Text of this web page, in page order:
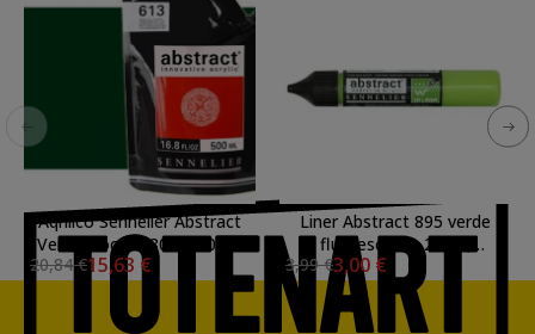
Aqrilico Sennelier Abstract
Verde Hooker 809, 500 ml.
20,84 €15,63 €
Liner Abstract 895 verde
fluorescente 27 ml,
Sennelier
3,99 €3,00 €